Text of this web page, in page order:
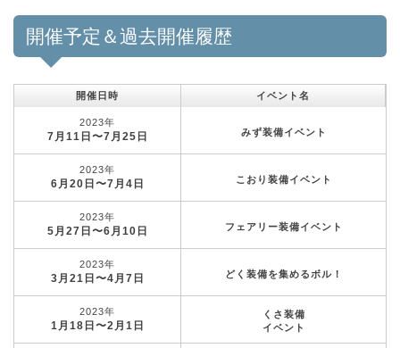
開催予定＆過去開催履歴
開催日時 イベント名
2023年
7月11日〜7月25日 みず装備イベント
2023年
6月20日〜7月4日 こおり装備イベント
2023年
5月27日〜6月10日 フェアリー装備イベント
2023年
3月21日〜4月7日 どく装備を集めるボル！
2023年
1月18日〜2月1日
くさ装備
イベント